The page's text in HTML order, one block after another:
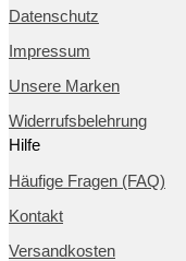
Datenschutz
Impressum
Unsere Marken
Widerrufsbelehrung
Hilfe
Häufige Fragen (FAQ)
Kontakt
Versandkosten